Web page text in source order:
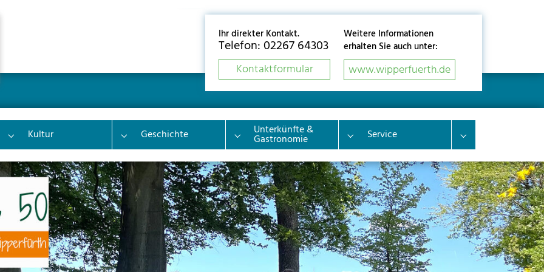
Ihr direkter Kontakt.
Telefon: 02267 64303
Kontaktformular
Weitere Informationen
erhalten Sie auch unter:
www.wipperfuerth.de
Submenu for "Sehenswertes"
Kultur Submenu for "Kultur"
Geschichte Submenu for "Geschichte"
Unterkünfte &
Gastronomie Submenu for "Unterkünfte & Gastronomie"
Service Submenu for